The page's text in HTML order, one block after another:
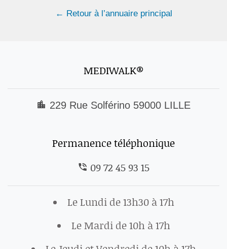
← Retour à l’annuaire principal
MEDIWALK®
229 Rue Solférino 59000 LILLE
Permanence téléphonique
09 72 45 93 15
Le Lundi de 13h30 à 17h
Le Mardi de 10h à 17h